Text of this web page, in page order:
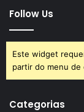
Follow Us
Este widget
partir do menu de
Categorias